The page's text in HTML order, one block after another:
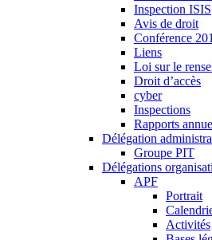
Inspection ISIS
Avis de droit
Conférence
Liens
Loi sur le
Droit d’accès
cyber
Inspections
Rapports
Délégation
Groupe PIT
Délégations
APF
Portrait
Activités